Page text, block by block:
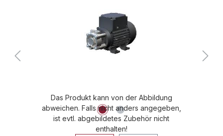
Das Produkt kann von der Abbildung
abweichen. Falls nicht anders angegeben,
ist evtl. abgebildetes Zubehör nicht
enthalten!